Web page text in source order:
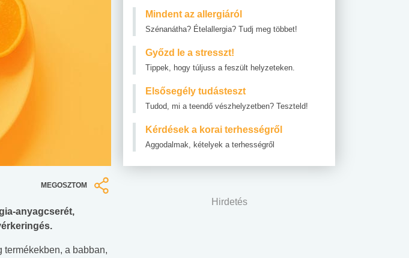
MEGOSZTOM
anyagcserét,
termékekben, a babban,
Mindent az allergiáról
Szénanátha? Ételallergia? Tudj meg többet!
Győzd le a stresszt!
Tippek, hogy túljuss a feszült helyzeteken.
Elsősegély tudásteszt
Tudod, mi a teendő vészhelyzetben? Teszteld!
Kérdések a korai terhességről
Aggodalmak, kételyek a terhességről
Hirdetés